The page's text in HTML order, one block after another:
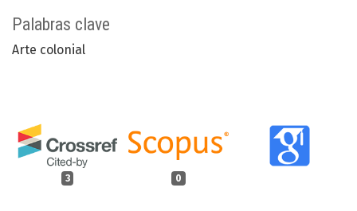
Palabras clave
Arte colonial
3 0